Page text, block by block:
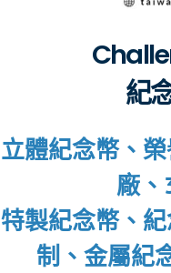
紀
立體紀念幣、
廠、
特製紀念幣、
制、金屬紀